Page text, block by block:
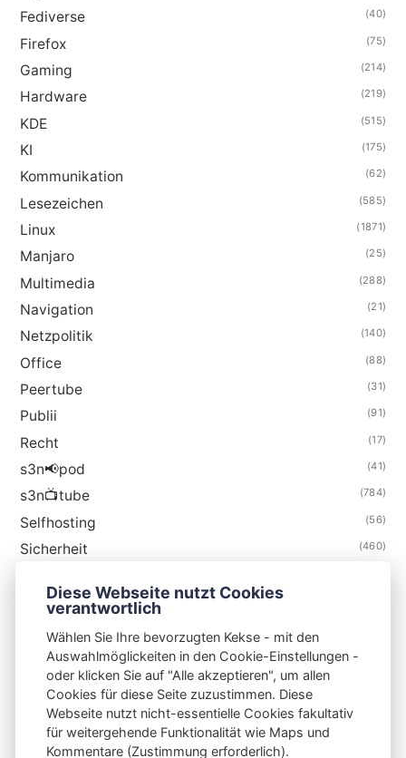
Fediverse (40)
Firefox (75)
Gaming (214)
Hardware (219)
KDE (515)
KI (175)
Kommunikation (62)
Lesezeichen (585)
Linux (1871)
Manjaro (25)
Multimedia (288)
Navigation (21)
Netzpolitik (140)
Office (88)
Peertube (31)
Publii (91)
Recht (17)
s3n📢pod (41)
s3n📺tube (784)
Selfhosting (56)
Sicherheit (460)
Thunderbird
S3N🧩NET
Integrating Open-Source Blog Network (iOSBN)
Diese Webseite nutzt Cookies
verantwortlich
Wählen Sie Ihre bevorzugten Kekse - mit den
Auswahlmöglickeiten in den Cookie-Einstellungen -
oder klicken Sie auf "Alle akzeptieren", um allen
Cookies für diese Seite zuzustimmen. Diese
Webseite nutzt nicht-essentielle Cookies fakultativ
für weitergehende Funktionalität wie Maps und
Kommentare (Zustimmung erforderlich).